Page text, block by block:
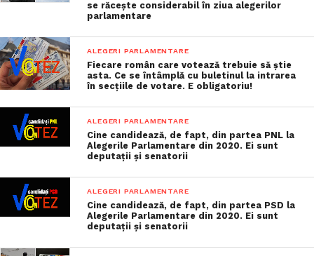
se răcește considerabil în ziua alegerilor
parlamentare
ALEGERI PARLAMENTARE
Fiecare român care votează trebuie să știe
asta. Ce se întâmplă cu buletinul la intrarea
în secțiile de votare. E obligatoriu!
ALEGERI PARLAMENTARE
Cine candidează, de fapt, din partea PNL la
Alegerile Parlamentare din 2020. Ei sunt
deputații și senatorii
ALEGERI PARLAMENTARE
Cine candidează, de fapt, din partea PSD la
Alegerile Parlamentare din 2020. Ei sunt
deputații și senatorii